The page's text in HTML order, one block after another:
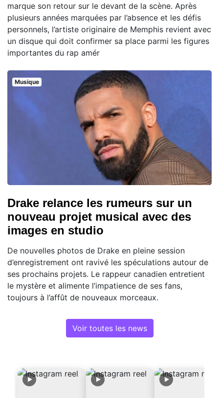
marque son retour sur le devant de la scène. Après
plusieurs années marquées par l’absence et les défis
personnels, l’artiste originaire de Memphis revient avec
un disque qui doit confirmer sa place parmi les figures
importantes du rap amér
Musique
Drake relance les rumeurs sur un
nouveau projet musical avec des
images en studio
De nouvelles photos de Drake en pleine session
d’enregistrement ont ravivé les spéculations autour de
ses prochains projets. Le rappeur canadien entretient
le mystère et alimente l’impatience de ses fans,
toujours à l’affût de nouveaux morceaux.
Voir toutes les news